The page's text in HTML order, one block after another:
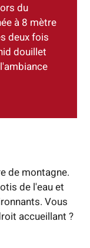
du
à 8 mètre
deux fois
douillet
de montagne.
de l'eau et
Vous
accueillant ?